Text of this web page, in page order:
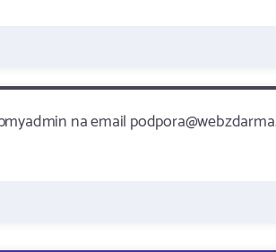
na email